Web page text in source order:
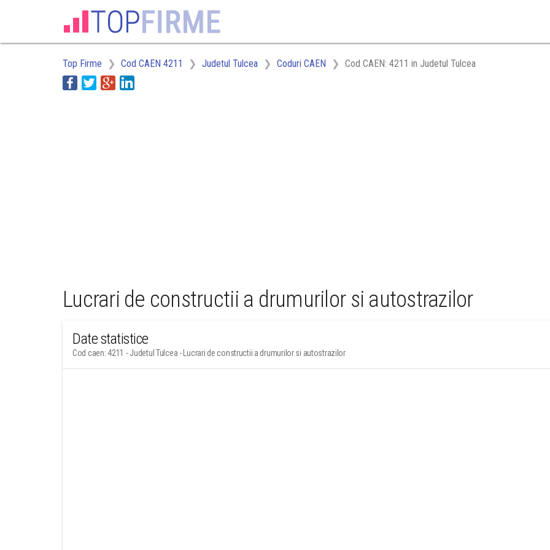
Top Firme Cod CAEN 4211 Judetul Tulcea Coduri CAEN Cod CAEN: 4211 in Judetul Tulcea
Lucrari de constructii a drumurilor si autostrazilor
Date statistice
Cod caen: 4211 - Judetul Tulcea - Lucrari de constructii a drumurilor si autostrazilor